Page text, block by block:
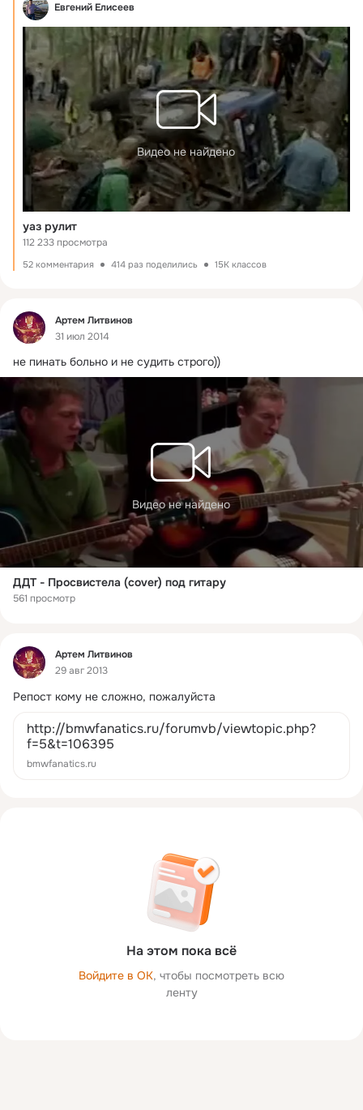
Евгений Елисеев
Видео не найдено
уаз рулит
112 233 просмотра
52 комментария 414 раз поделились 15K классов
Фид
Артем Литвинов
31 июл 2014
не пинать больно и не судить строго))
Видео не найдено
ДДТ - Просвистела (cover) под гитару
561 просмотр
Фид
Артем Литвинов
29 авг 2013
Репост кому не сложно, пожалуйста
http://bmwfanatics.ru/forumvb/viewtopic.php?
f=5&t=106395
bmwfanatics.ru
На этом пока всё
Войдите в ОК, чтобы посмотреть всю
ленту